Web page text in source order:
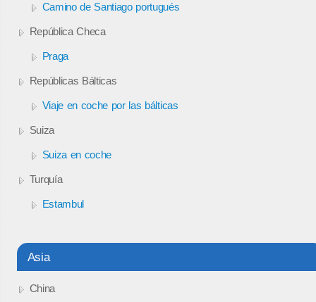
Camino de Santiago portugués
República Checa
Praga
Repúblicas Bálticas
Viaje en coche por las bálticas
Suiza
Suiza en coche
Turquía
Estambul
Asia
China